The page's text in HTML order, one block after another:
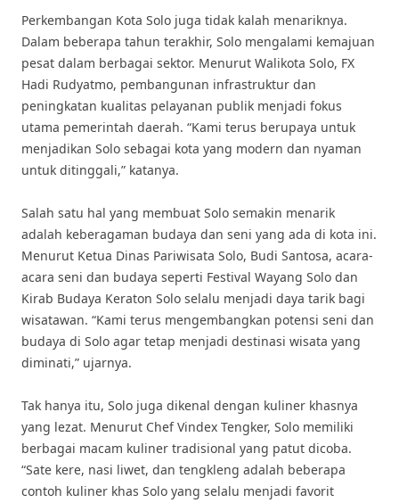
Perkembangan Kota Solo juga tidak kalah menariknya.
Dalam beberapa tahun terakhir, Solo mengalami kemajuan
pesat dalam berbagai sektor. Menurut Walikota Solo, FX
Hadi Rudyatmo, pembangunan infrastruktur dan
peningkatan kualitas pelayanan publik menjadi fokus
utama pemerintah daerah. “Kami terus berupaya untuk
menjadikan Solo sebagai kota yang modern dan nyaman
untuk ditinggali,” katanya.
Salah satu hal yang membuat Solo semakin menarik
adalah keberagaman budaya dan seni yang ada di kota ini.
Menurut Ketua Dinas Pariwisata Solo, Budi Santosa, acara-
acara seni dan budaya seperti Festival Wayang Solo dan
Kirab Budaya Keraton Solo selalu menjadi daya tarik bagi
wisatawan. “Kami terus mengembangkan potensi seni dan
budaya di Solo agar tetap menjadi destinasi wisata yang
diminati,” ujarnya.
Tak hanya itu, Solo juga dikenal dengan kuliner khasnya
yang lezat. Menurut Chef Vindex Tengker, Solo memiliki
berbagai macam kuliner tradisional yang patut dicoba.
“Sate kere, nasi liwet, dan tengkleng adalah beberapa
contoh kuliner khas Solo yang selalu menjadi favorit